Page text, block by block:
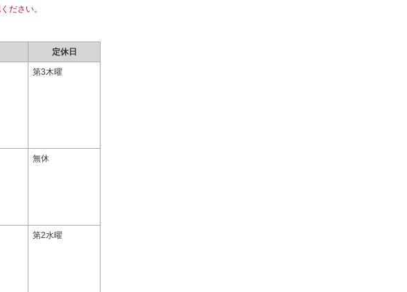
ださい。
定休日
第3木曜
無休
第2水曜